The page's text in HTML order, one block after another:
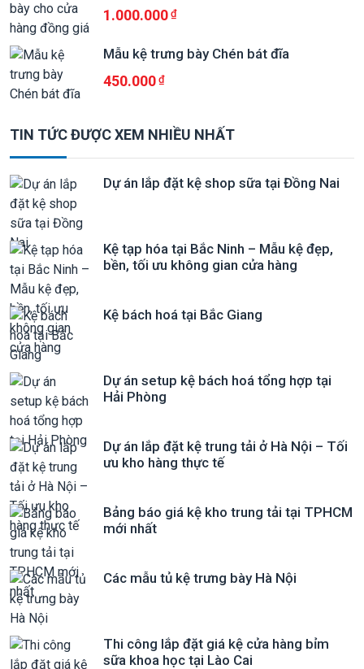
1.000.000
Mẫu kệ trưng bày Chén bát đĩa
450.000
TIN TỨC ĐƯỢC XEM NHIỀU NHẤT
Dự án lắp đặt kệ shop sữa tại Đồng Nai
Kệ tạp hóa tại Bắc Ninh – Mẫu kệ đẹp,
bền, tối ưu không gian cửa hàng
Kệ bách hoá tại Bắc Giang
Dự án setup kệ bách hoá tổng hợp tại
Hải Phòng
Dự án lắp đặt kệ trung tải ở Hà Nội – Tối
ưu kho hàng thực tế
Bảng báo giá kệ kho trung tải tại TPHCM
mới nhất
Các mẫu tủ kệ trưng bày Hà Nội
Thi công lắp đặt giá kệ cửa hàng bỉm
sữa khoa học tại Lào Cai